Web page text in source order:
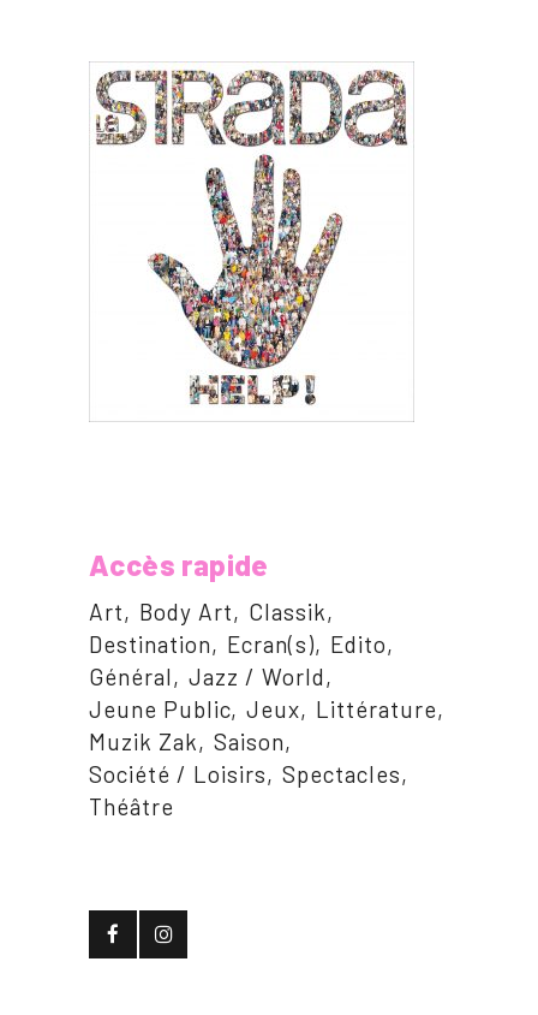
Accès rapide
Art Body Art
Classik
Destination
Ecran(s)
Edito
Général
Jazz / World
Jeune Public Jeux
Littérature
Muzik Zak
Saison
Société / Loisirs
Spectacles
Théâtre